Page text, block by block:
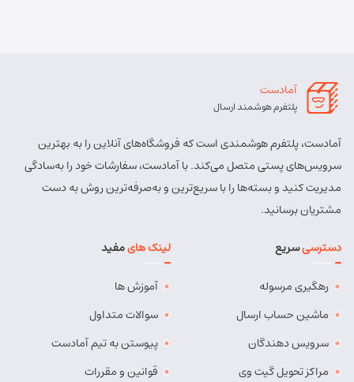
آمادست
پلتفرم هوشمند ارسال
آمادست، پلتفرم هوشمندی است که فروشگاه‌های آنلاین را به بهترین
سرویس‌های پستی متصل می‌کند. با آمادست، سفارشات خود را به‌سادگی
مدیریت کنید و بسته‌ها را با سریع‌ترین و به‌صرفه‌ترین روش به دست
مشتریان برسانید.
دسترسیسریع
رهگیری مرسوله
ماشین حساب ارسال
سرویس دهندگان
مراکز تحویل گیت وی
لینک هایمفید
آموزش ها
سوالات متداول
پیوستن به تیم آمادست
قوانین و مقررات